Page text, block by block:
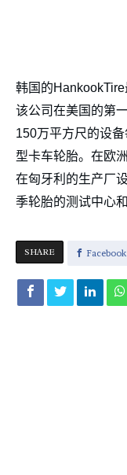
韩国的
该公司在美国的第
150万平方尺的设
型卡车轮胎。在欧
在匈牙利的生产厂
季轮胎的测试中心
SHARE Facebook